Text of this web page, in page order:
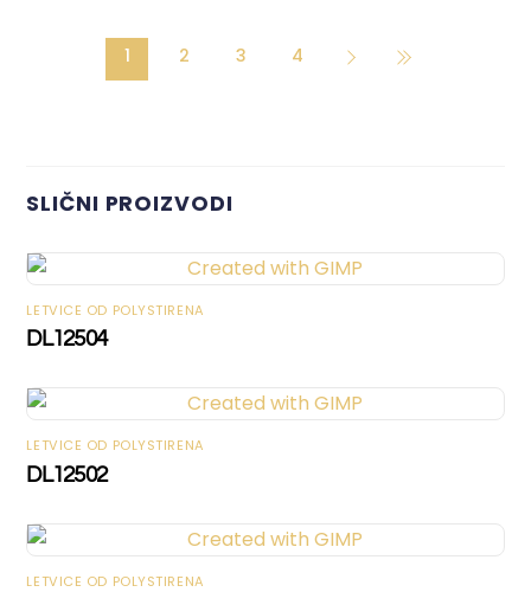
1 2 3 4
SLIČNI PROIZVODI
LETVICE OD POLYSTIRENA
DL12504
LETVICE OD POLYSTIRENA
DL12502
LETVICE OD POLYSTIRENA